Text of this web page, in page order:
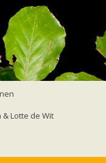
Grote rosse vleermuis
Roselaar -
Lotte de Wit